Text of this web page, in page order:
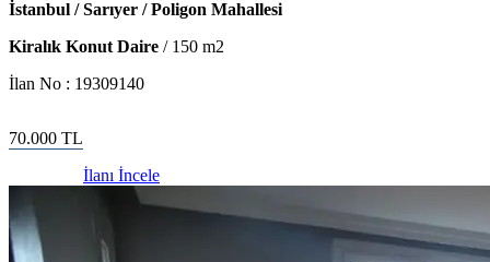
İstanbul / Sarıyer / Poligon Mahallesi
Kiralık Konut Daire / 150 m2
İlan No : 19309140
70.000 TL
İlanı İncele